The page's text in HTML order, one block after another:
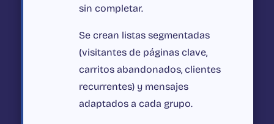
sin completar.
Se crean listas segmentadas
(visitantes de páginas clave,
carritos abandonados, clientes
recurrentes) y mensajes
adaptados a cada grupo.